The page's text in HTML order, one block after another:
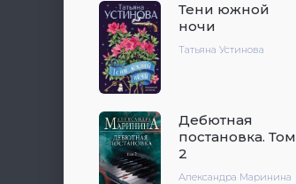
Тени южной
ночи
Татьяна Устинова
Дебютная
постановка. Том
2
Александра Маринина